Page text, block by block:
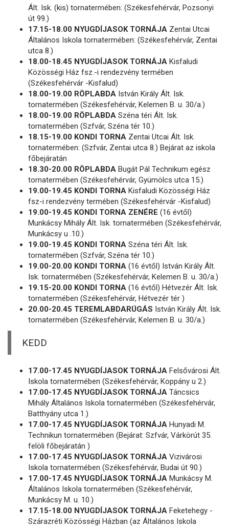
Ált. Isk. (kis) tornatermében: (Székesfehérvár, Pozsonyi
út 99.)
17.15-18.00 NYUGDÍJASOK TORNÁJA Zentai Utcai
Általános Iskola tornatermében: (Székesfehérvár, Zentai
utca 8.)
18.00-18.45 NYUGDÍJASOK TORNÁJA Kisfaludi
Közösségi Ház fsz.-i rendezvény termében
(Székesfehérvár -Kisfalud)
18.00-19.00 RÖPLABDA István Király Ált. Isk.
tornatermében (Székesfehérvár, Kelemen B. u. 30/a.)
18.00-19.00 RÖPLABDA Széna téri Ált. Isk.
tornatermében (Szfvár, Széna tér 10.)
18.15-19.00 KONDI TORNA Zentai Utcai Ált. Isk.
tornatermében: (Szfvár, Zentai utca 8.) Bejárat az iskola
főbejáratán
18.30-20.00 RÖPLABDA Bugát Pál Technikum egész
tornatermében (Székesfehérvár, Gyümölcs utca 15.)
19.00-19.45 KONDI TORNA Kisfaludi Közösségi Ház
fsz-i rendezvény termében (Székesfehérvár -Kisfalud)
19.00-19.45 KONDI TORNA ZENÉRE (16 évtől)
Munkácsy Mihály Ált. Isk. tornatermében (Székesfehérvár,
Munkácsy u .10.)
19.00-19.45 KONDI TORNA Széna téri Ált. Isk.
tornatermében (Szfvár, Széna tér 10.)
19.00-20.00 KONDI TORNA (16 évtől) István Király Ált.
Isk. tornatermében (Székesfehérvár, Kelemen B. u. 30/a.)
19.15-20.00 KONDI TORNA (16 évtől) Hétvezér Ált. Isk.
tornatermében (Székesfehérvár, Hétvezér tér )
20.00-20.45 TEREMLABDARÚGÁS István Király Ált. Isk.
tornatermében (Székesfehérvár, Kelemen B. u. 30/a.)
KEDD
17.00-17.45 NYUGDÍJASOK TORNÁJA Felsővárosi Ált.
Iskola tornatermében (Székesfehérvár, Koppány u 2.)
17.00-17.45 NYUGDÍJASOK TORNÁJA Táncsics
Mihály Általános Iskola tornatermében (Székesfehérvár,
Batthyány utca 1.)
17.00-17.45 NYUGDÍJASOK TORNÁJA Hunyadi M.
Technikun tornatermében (Bejárat: Szfvár, Várkörút 35.
felöli főbejáratán )
17.00-17.45 NYUGDÍJASOK TORNÁJA Vizivárosi
Iskola tornatermében (Székesfehérvár, Budai út 90.)
17.00-17.45 NYUGDÍJASOK TORNÁJA Munkácsy M.
Általános Iskola tornatermében (Székesfehérvár,
Munkácsy M. u. 10.)
17.15-18.00 NYUGDÍJASOK TORNÁJA Feketehegy -
Szárazréti Közösségi Házban (az Általános Iskola